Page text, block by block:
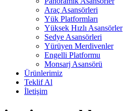
Araç Asansörleri
Yük Platformları
Yüksek Hızlı Asansörler
Sedye Asansörleri
Yürüyen Merdivenler
Engelli Platformu
Monsarj Asansörü
Ürünlerimiz
Teklif Al
İletişim